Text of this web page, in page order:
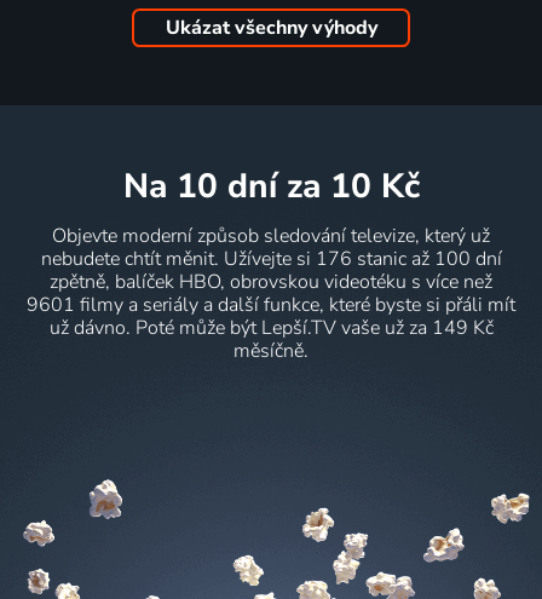
Ukázat všechny výhody
na 10 dní za 10 Kč
Objevte moderní způsob sledování televize, který už
nebudete chtít měnit. Užívejte si 176 stanic až 100 dní
zpětně, balíček HBO, obrovskou videotéku s více než
9601 filmy a seriály a další funkce, které byste si přáli mít
už dávno. Poté může být Lepší.TV vaše už za 149 Kč
měsíčně.